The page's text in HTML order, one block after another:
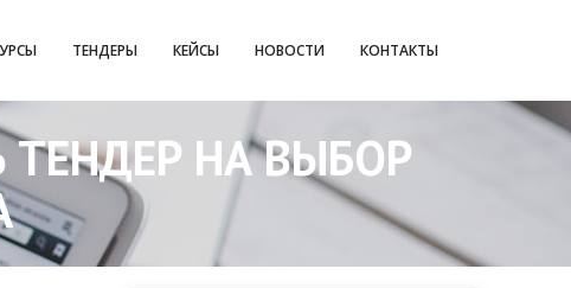
ТЕНДЕРЫ КЕЙСЫ НОВОСТИ КОНТАКТЫ
НА ВЫБОР